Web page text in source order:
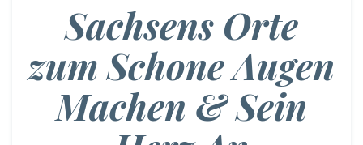
Sachsens Orte
zum Schone Augen
Machen & Sein